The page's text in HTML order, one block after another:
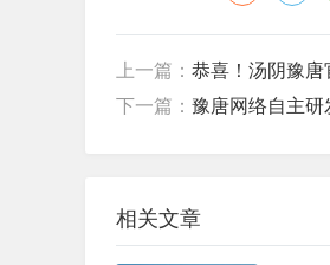
上一篇： 恭喜！汤阴豫
下一篇： 豫唐网络自主研
相关文章